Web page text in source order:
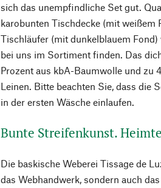
sich das unempfindliche Set gut.
karobunten Tischdecke (mit weißem
Tischläufer (mit dunkelblauem
bei uns im Sortiment finden. Das
Prozent aus kbA-Baumwolle und zu
Leinen. Bitte beachten Sie, dass die
in der ersten Wäsche einlaufen.
Bunte Streifenkunst.
Die baskische Weberei Tissage de
das Webhandwerk, sondern auch